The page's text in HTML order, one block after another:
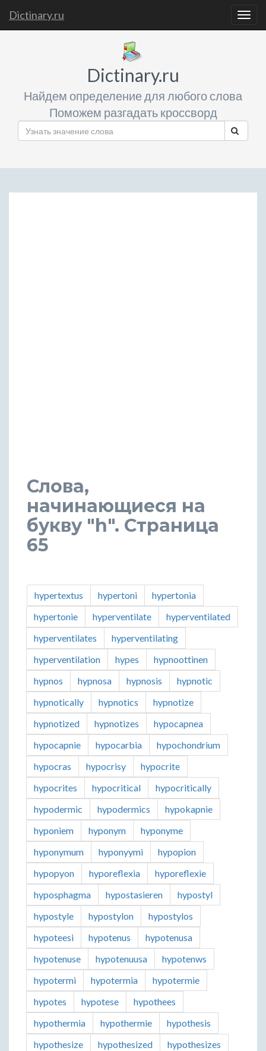
Dictinary.ru
Dictinary.ru
Найдем определение для любого слова
Поможем разгадать кроссворд
Слова,
начинающиеся на
букву "h". Страница
65
hypertextus hypertoni
hypertonia
hypertonie
hyperventilate
hyperventilated
hyperventilates
hyperventilating
hyperventilation
hypes
hypnoottinen
hypnos
hypnosa hypnosis
hypnotic
hypnotically
hypnotics
hypnotize
hypnotized
hypnotizes
hypocapnea
hypocapnie
hypocarbia
hypochondrium
hypocras
hypocrisy
hypocrite
hypocrites
hypocritical
hypocritically
hypodermic
hypodermics
hypokapnie
hyponiem
hyponym
hyponyme
hyponymum
hyponyymi
hypopion
hypopyon
hyporeflexia
hyporeflexie
hyposphagma
hypostasieren
hypostyl
hypostyle
hypostylon
hypostylos
hypoteesi
hypotenus
hypotenusa
hypotenuse
hypotenuusa
hypotenws
hypotermi
hypotermia
hypotermie
hypotes
hypotese
hypothees
hypothermia
hypothermie
hypothesis
hypothesize
hypothesized
hypothesizes